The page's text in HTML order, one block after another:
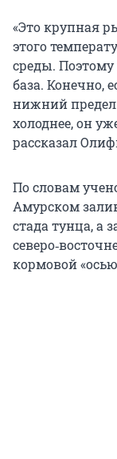
«Это крупная
этого
среды. Поэтому
база. Конечно,
нижний предел
холоднее, он
рассказал
По словам
Амурском
стада тунца, а
кормовой